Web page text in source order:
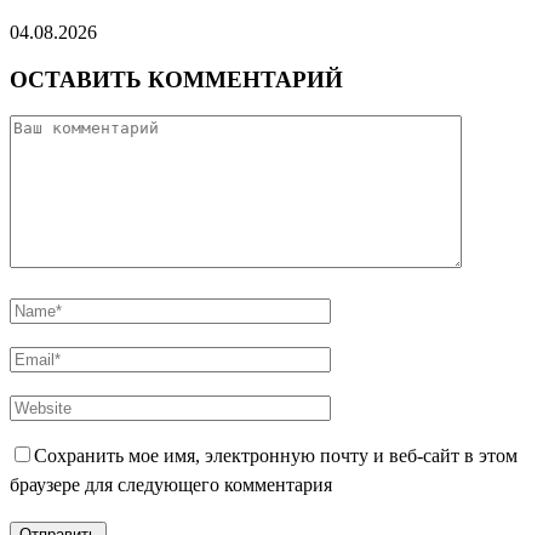
04.08.2026
ОСТАВИТЬ КОММЕНТАРИЙ
Сохранить мое имя, электронную почту и веб-сайт в этом
браузере для следующего комментария